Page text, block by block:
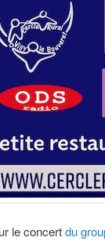
le concertdu